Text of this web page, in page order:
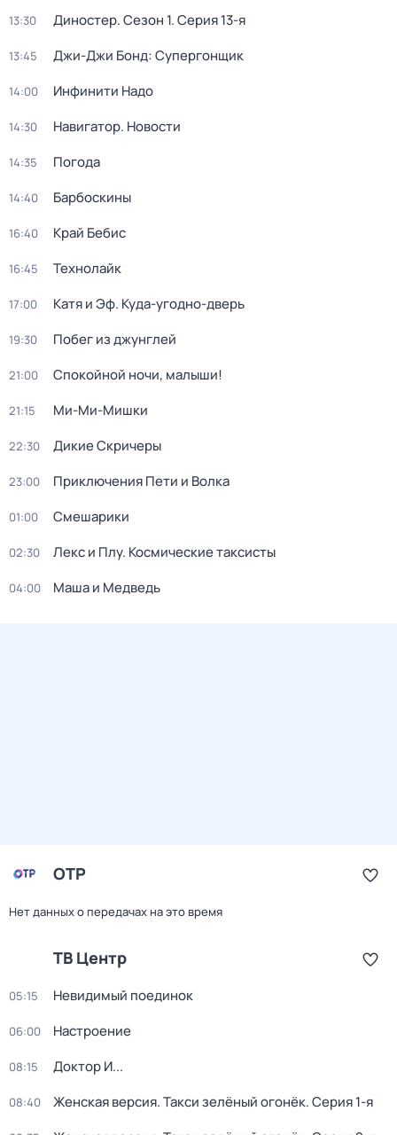
13:30 Диностер. Сезон 1. Серия 13-я
13:45 Джи-Джи Бонд: Супергонщик
14:00 Инфинити Надо
14:30 Навигатор. Новости
14:35 Погода
14:40 Барбоскины
16:40 Край Бебис
16:45 Технолайк
17:00 Катя и Эф. Куда-угодно-дверь
19:30 Побег из джунглей
21:00 Спокойной ночи, малыши!
21:15 Ми-Ми-Мишки
22:30 Дикие Скричеры
23:00 Приключения Пети и Волка
01:00 Смешарики
02:30 Лекс и Плу. Космические таксисты
04:00 Маша и Медведь
ОТР
Нет данных о передачах на это время
ТВ Центр
05:15 Невидимый поединок
06:00 Настроение
08:15 Доктор И...
08:40 Женская версия. Такси зелёный огонёк. Серия 1-я